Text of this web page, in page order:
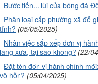
Bước tiến... lùi của bóng đá
Phân loại cấp phường xã để
tỉnh? (05/05/2025)
Nhân việc sắp xếp đơn vị
làng xưa, tại sao không? (22/
Đặt tên đơn vị hành chính
vô hồn? (05/04/2025)